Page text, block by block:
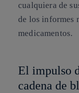
cualquiera de
de los informes
medicamentos.
El impulso
cadena de